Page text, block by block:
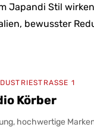
Japandi Stil
bewusster
1
Körber
hochwertige